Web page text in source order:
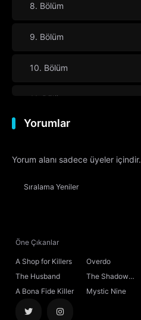
8. Bölüm
9. Bölüm
10. Bölüm
11. Bölüm
12. Bölüm
13. Bölüm
14. Bölüm
18. Bölüm
Yorumlar
Yorum alanı sadece üyeler içindir.
Sıralama Yeniler
Öne Çıkanlar
A Shop for Killers Overdo
The Husband
The Shadow
Sovereign
A Bona Fide Killer Mystic Nine